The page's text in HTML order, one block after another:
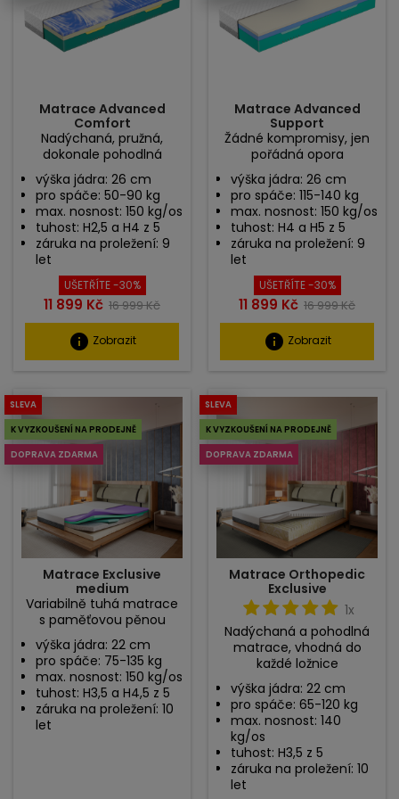
Matrace Advanced
Comfort
Nadýchaná, pružná,
dokonale pohodlná
výška jádra: 26 cm
pro spáče: 50-90 kg
max. nosnost: 150 kg/os
tuhost: H2,5 a H4 z 5
záruka na proležení: 9
let
UŠETŘÍTE -30%
Cena
11 899 Kč Běžná
cena
16 999 Kč
info Zobrazit
Matrace Advanced
Support
Žádné kompromisy, jen
pořádná opora
výška jádra: 26 cm
pro spáče: 115-140 kg
max. nosnost: 150 kg/os
tuhost: H4 a H5 z 5
záruka na proležení: 9
let
UŠETŘÍTE -30%
Cena
11 899 Kč Běžná
cena
16 999 Kč
info Zobrazit
K VYZKOUŠENÍ NA PRODEJNĚ
DOPRAVA ZDARMA
SLEVA
Matrace Exclusive
medium
Variabilně tuhá matrace
s paměťovou pěnou
výška jádra: 22 cm
pro spáče: 75-135 kg
max. nosnost: 150 kg/os
tuhost: H3,5 a H4,5 z 5
záruka na proležení: 10
let
K VYZKOUŠENÍ NA PRODEJNĚ
DOPRAVA ZDARMA
SLEVA
Matrace Orthopedic
Exclusive
1x
Nadýchaná a pohodlná
matrace, vhodná do
každé ložnice
výška jádra: 22 cm
pro spáče: 65-120 kg
max. nosnost: 140
kg/os
tuhost: H3,5 z 5
záruka na proležení: 10
let